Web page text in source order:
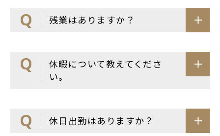
残業はありますか？
休暇について教えてくださ
い。
休日出勤はありますか？